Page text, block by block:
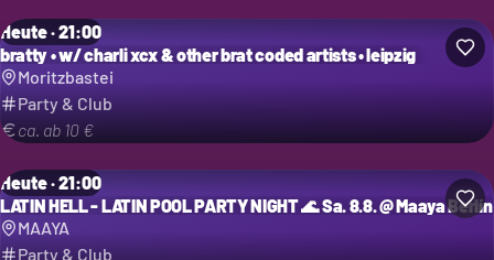
Heute · 21:00
bratty • w/ charli xcx & other brat coded artists • leipzig
Moritzbastei
Party & Club
ca. ab 10 €
Heute · 21:00
LATIN HELL - LATIN POOL PARTY NIGHT 🌊 Sa. 8.8. @ Maaya Berlín
MAAYA
Party & Club